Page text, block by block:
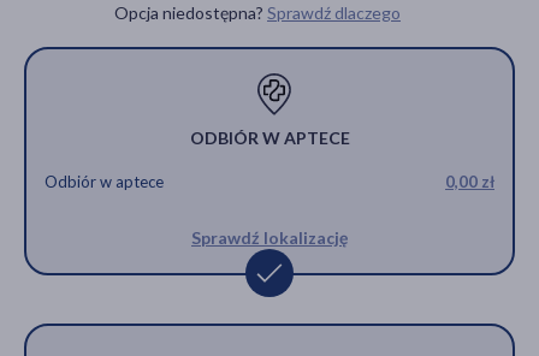
Opcja niedostępna? Sprawdź dlaczego
ODBIÓR W APTECE
Odbiór w aptece 0,00 zł
Sprawdź lokalizację